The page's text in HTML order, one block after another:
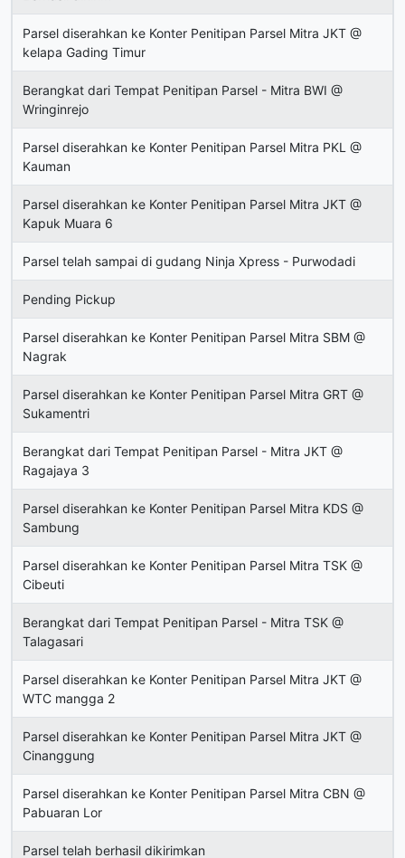
Parsel diserahkan ke Konter Penitipan Parsel Mitra JKT @
kelapa Gading Timur
Berangkat dari Tempat Penitipan Parsel - Mitra BWI @
Wringinrejo
Parsel diserahkan ke Konter Penitipan Parsel Mitra PKL @
Kauman
Parsel diserahkan ke Konter Penitipan Parsel Mitra JKT @
Kapuk Muara 6
Parsel telah sampai di gudang Ninja Xpress - Purwodadi
Pending Pickup
Parsel diserahkan ke Konter Penitipan Parsel Mitra SBM @
Nagrak
Parsel diserahkan ke Konter Penitipan Parsel Mitra GRT @
Sukamentri
Berangkat dari Tempat Penitipan Parsel - Mitra JKT @
Ragajaya 3
Parsel diserahkan ke Konter Penitipan Parsel Mitra KDS @
Sambung
Parsel diserahkan ke Konter Penitipan Parsel Mitra TSK @
Cibeuti
Berangkat dari Tempat Penitipan Parsel - Mitra TSK @
Talagasari
Parsel diserahkan ke Konter Penitipan Parsel Mitra JKT @
WTC mangga 2
Parsel diserahkan ke Konter Penitipan Parsel Mitra JKT @
Cinanggung
Parsel diserahkan ke Konter Penitipan Parsel Mitra CBN @
Pabuaran Lor
Parsel telah berhasil dikirimkan